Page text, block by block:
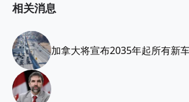
相关消息
加拿大将宣布2035年起所有新